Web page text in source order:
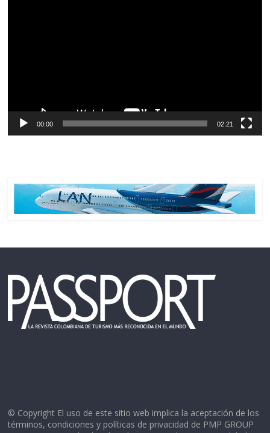
00:00 02:21
© Copyright El uso de este sitio web implica la aceptación de los
términos, condiciones y políticas de privacidad de PMP GROUP